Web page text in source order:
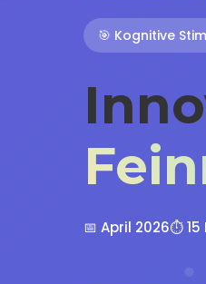
🎯 Kognitive
📅 April 2026⏱️ 15